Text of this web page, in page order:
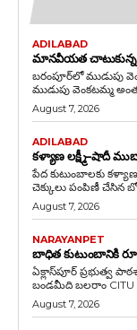
ADILABAD
మానవీయత చాటుకున్న
బరంపూర్‌లో ముడుపు
August 7, 2026
ADILABAD
కళ్యాణ లక్ష్మీ–షాదీ
పేద కుటుంబాలకు కళ్యాణ
చెక్కులు పంపిణీ చేసిన
August 7, 2026
NARAYANPET
బాధిత కుటుంబానికి
ఏక్లాస్‌పూర్ ప్రభుత్వ
August 7, 2026